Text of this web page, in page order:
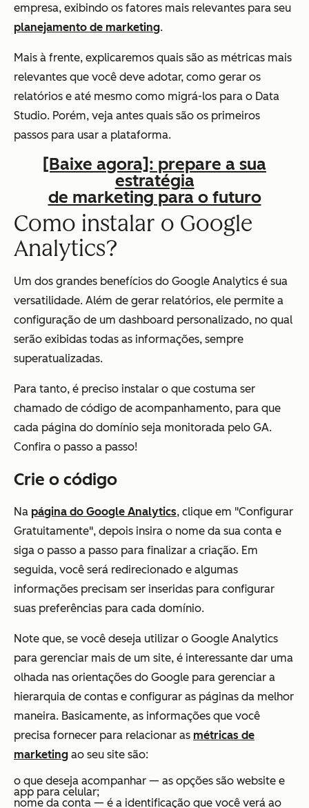
empresa, exibindo os fatores mais relevantes para seu
planejamento de marketing.
Mais à frente, explicaremos quais são as métricas mais
relevantes que você deve adotar, como gerar os
relatórios e até mesmo como migrá-los para o Data
Studio. Porém, veja antes quais são os primeiros
passos para usar a plataforma.
[Baixe agora]: prepare a sua
estratégia
de marketing para o futuro
Como instalar o Google
Analytics?
Um dos grandes benefícios do Google Analytics é sua
versatilidade. Além de gerar relatórios, ele permite a
configuração de um dashboard personalizado, no qual
serão exibidas todas as informações, sempre
superatualizadas.
Para tanto, é preciso instalar o que costuma ser
chamado de código de acompanhamento, para que
cada página do domínio seja monitorada pelo GA.
Confira o passo a passo!
Crie o código
Na página do Google Analytics, clique em "Configurar
Gratuitamente", depois insira o nome da sua conta e
siga o passo a passo para finalizar a criação. Em
seguida, você será redirecionado e algumas
informações precisam ser inseridas para configurar
suas preferências para cada domínio.
Note que, se você deseja utilizar o Google Analytics
para gerenciar mais de um site, é interessante dar uma
olhada nas orientações do Google para gerenciar a
hierarquia de contas e configurar as páginas da melhor
maneira. Basicamente, as informações que você
precisa fornecer para relacionar as métricas de
marketing ao seu site são:
o que deseja acompanhar — as opções são website e
app para celular;
nome da conta — é a identificação que você verá ao